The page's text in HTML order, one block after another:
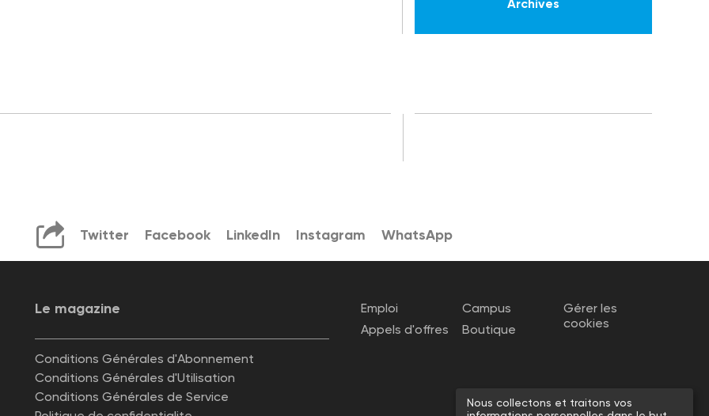
Archives
Twitter Facebook LinkedIn Instagram WhatsApp
Le magazine
Conditions Générales d'Abonnement
Conditions Générales d'Utilisation
Conditions Générales de Service
Emploi
Appels d'offres
Campus
Boutique
Gérer les
cookies
Nous collectons et traitons vos